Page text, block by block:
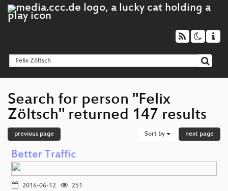
Search for person "Felix
Zöltsch" returned 147 results
previous page Sort by next page
Better Traffic
2016-06-12
251